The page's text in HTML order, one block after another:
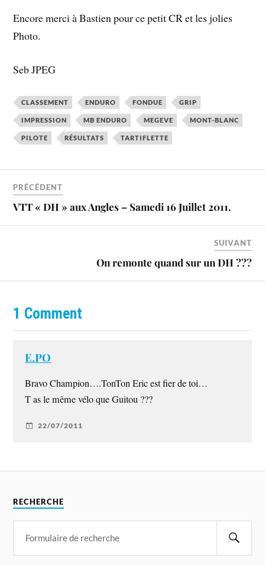
Encore merci à Bastien pour ce petit CR et les jolies
Photo.
Seb JPEG
CLASSEMENT ENDURO FONDUE GRIP
IMPRESSION MB ENDURO MEGEVE MONT-BLANC
PILOTE RÉSULTATS TARTIFLETTE
PRÉCÉDENT
VTT « DH » aux Angles – Samedi 16 Juillet 2011.
SUIVANT
On remonte quand sur un DH ???
1 Comment
E.PO
Bravo Champion….TonTon Eric est fier de toi…
T as le même vélo que Guitou ???
22/07/2011
RECHERCHE